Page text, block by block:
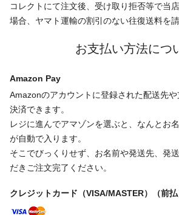
コレクトにて注文後、受け取り拒否等で当
場合、ヤマト運輸の割引のない往復送料を請
お支払い方法につ
Amazon Pay
Amazonのアカウントに登録された配送先
決済できます。
レジに進んでアマゾンを選ぶと、なんとお
が自動で入ります。
そこでびっくりせず、お名前や発送先、発
だきご注文完了ください。
クレジットカード（VISA/MASTER）（前払